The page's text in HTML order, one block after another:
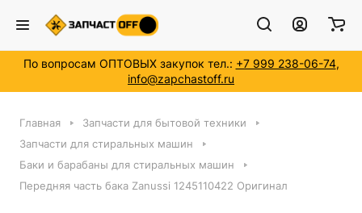
По вопросам ОПТОВЫХ закупок тел.: +7 999 238-06-74,
info@zapchastoff.ru
Главная
Запчасти для бытовой техники
Запчасти для стиральных машин
Баки и барабаны для стиральных машин
Передняя часть бака Zanussi 1245110422 Оригинал